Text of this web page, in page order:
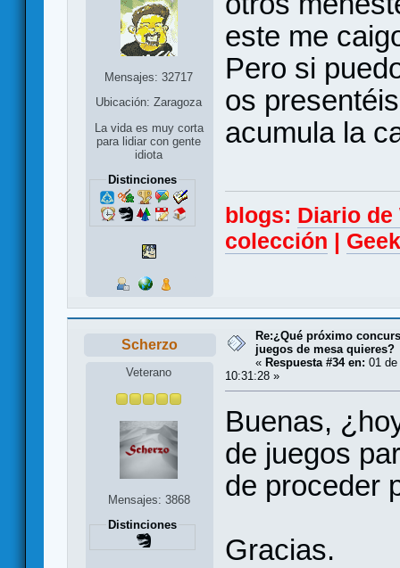
Mensajes: 32717
Ubicación: Zaragoza
La vida es muy corta
para lidiar con gente
idiota
Distinciones
este me
Pero si
os
acumula la
blogs: Diario
colección |
Scherzo
Veterano
Mensajes: 3868
Distinciones
Re:¿Qué próximo
juegos de mesa quieres?
« Respuesta #34 en: 01
10:31:28 »
Buenas,
de juegos
de proceder
Gracias.